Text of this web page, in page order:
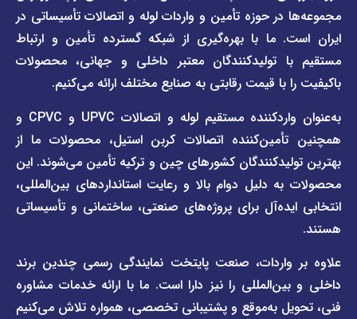
حوزه تأمین و واردات لوله و اتصالات تأسیساتی در
ما با بهره‌گیری از شبکه گسترده تأمین و ارتباط
تولیدکنندگان معتبر داخلی و جهانی، محصولات
با قیمت رقابتی به صنایع مختلف ارائه می‌کنیم.
به‌عنوان واردکننده مستقیم لوله و اتصالات UPVC و CPVC و
اتصالات کربن استیل، محصولات ما از
کشورهای چین و ترکیه تأمین می‌شوند. این
دلیل دوام بالا و رعایت استانداردهای بین‌المللی،
برای پروژه‌های صنعتی، ساختمانی و تأسیساتی
صنعت پایتخت نمایندگی رسمی چندین برند
را نیز دارا است. ما با ارائه خدمات مشاوره
به‌موقع و پشتیبانی تخصصی، همواره تلاش می‌کنیم
سریع
صفحه
لیست
قیمت
صفحه
برند
پیمتاش
صفحه
برند
فاراب
پول
سریع
درباره
ما
قوانین
و
مقررات
وبلاگ
خبری